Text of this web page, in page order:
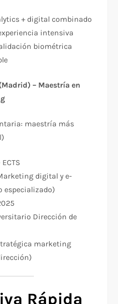
+ digital combinado
intensiva
biométrica
– Maestría en
maestría más
digital y e-
especializado)
Dirección de
marketing
Rápida